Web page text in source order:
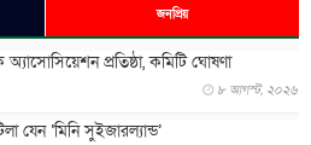
জনপ্রিয়
প্রতিষ্ঠা, কমিটি ঘোষণা
৮ আগস্ট, ২০২৬
যেন ‘মিনি সুইজারল্যান্ড’